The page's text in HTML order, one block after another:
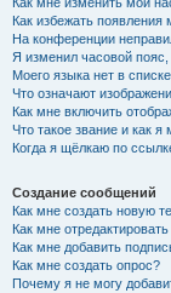
Как избежать
На конференции
Я изменил часовой
Моего языка нет в
Что означают
Как мне включить
Что такое звание и как я
Когда я щёлкаю по
Создание сообщений
Как мне создать новую
Как мне
Как мне добавить
Как мне создать опрос?
Почему я не могу